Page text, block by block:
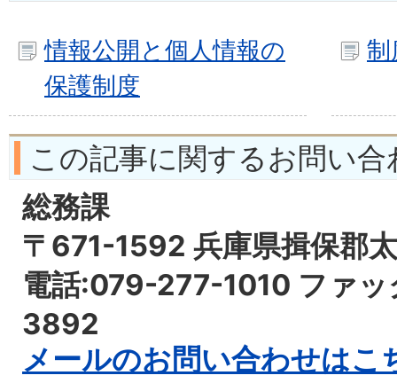
情報公開と個人情報の
保護制度
制
この記事に関するお問い合
総務課
〒671-1592 兵庫県揖保郡
電話:079-277-1010 ファ
3892
メールのお問い合わせはこ